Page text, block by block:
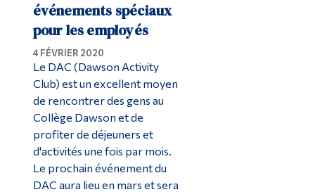
événements spéciaux
pour les employés
4 FÉVRIER 2020
Le DAC (Dawson Activity
Club) est un excellent moyen
de rencontrer des gens au
Collège Dawson et de
profiter de déjeuners et
d'activités une fois par mois.
Le prochain événement du
DAC aura lieu en mars et sera